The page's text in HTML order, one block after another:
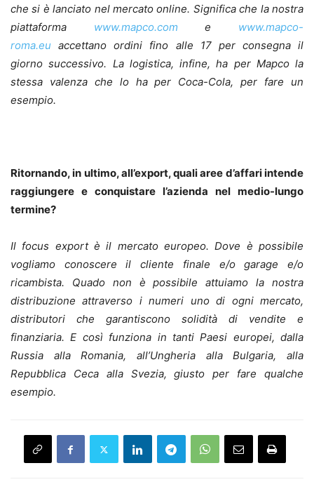
che si è lanciato nel mercato online. Significa che la nostra
piattaforma www.mapco.com e www.mapco-
roma.eu accettano ordini fino alle 17 per consegna il
giorno successivo. La logistica, infine, ha per Mapco la
stessa valenza che lo ha per Coca-Cola, per fare un
esempio.
Ritornando, in ultimo, all’export, quali aree d’affari intende
raggiungere e conquistare l’azienda nel medio-lungo
termine?
Il focus export è il mercato europeo. Dove è possibile
vogliamo conoscere il cliente finale e/o garage e/o
ricambista. Quado non è possibile attuiamo la nostra
distribuzione attraverso i numeri uno di ogni mercato,
distributori che garantiscono solidità di vendite e
finanziaria. E così funziona in tanti Paesi europei, dalla
Russia alla Romania, all’Ungheria alla Bulgaria, alla
Repubblica Ceca alla Svezia, giusto per fare qualche
esempio.